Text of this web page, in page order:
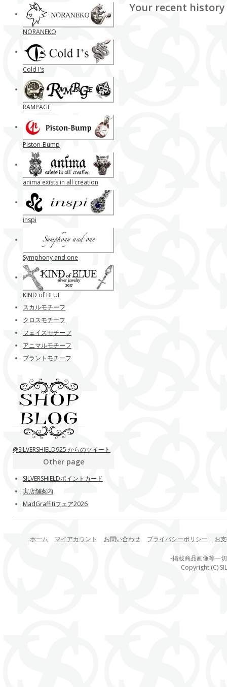
Your recent history
NORANEKO
Cold I's
RAMPAGE
Piston-Bump
anima exists in all creation
inspi
Symphony and one
KIND of BLUE
スカルモチーフ
クロスモチーフ
フェイスモチーフ
アニマルモチーフ
プラントモチーフ
@SILVERSHIELD925 からのツイート
Other page
SILVERSHIELDポイントカード
実店舗案内
MadGraffitiフェア2026
ホーム マイアカウント お問い合わせ プライバシーポリシー お
-掲載商品画像等一
Copyright (C)